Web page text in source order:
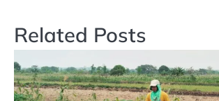
Related Posts